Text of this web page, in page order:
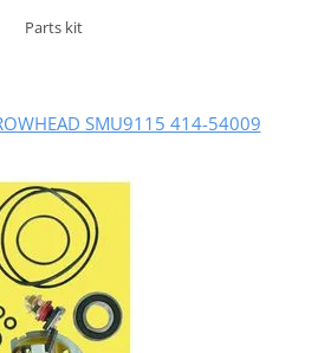
Parts kit
SMU9115 414-54009